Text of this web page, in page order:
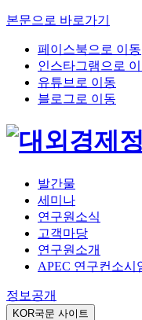
본문으로 바로가기
페이스북으로 이동
인스타그램으로
유튜브로 이동
블로그로 이동
발간물
세미나
연구원소식
고객마당
연구원소개
APEC 연구컨소시
정보공개
KOR국문 사이트